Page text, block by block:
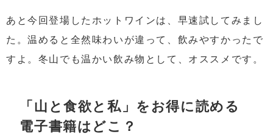
あと今回登場したホットワインは、早速試してみまし
た。温めると全然味わいが違って、飲みやすかったで
すよ。冬山でも温かい飲み物として、オススメです。
「山と食欲と私」 をお得に読める
電子書籍はどこ？